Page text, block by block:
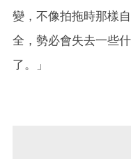
變，不像拍拖時那樣
全，勢必會失去一些
了。」